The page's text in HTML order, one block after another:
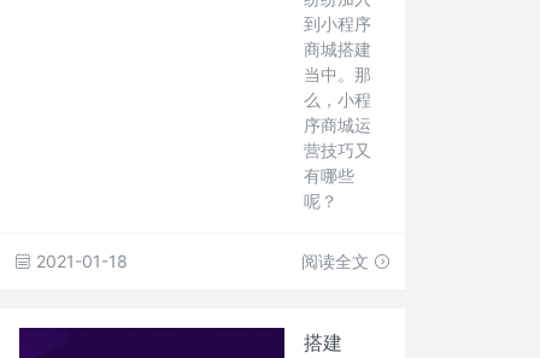
到小程序
商城搭建
当中。那
么，小程
序商城运
营技巧又
有哪些
呢？
2021-01-18 阅读全文
搭建